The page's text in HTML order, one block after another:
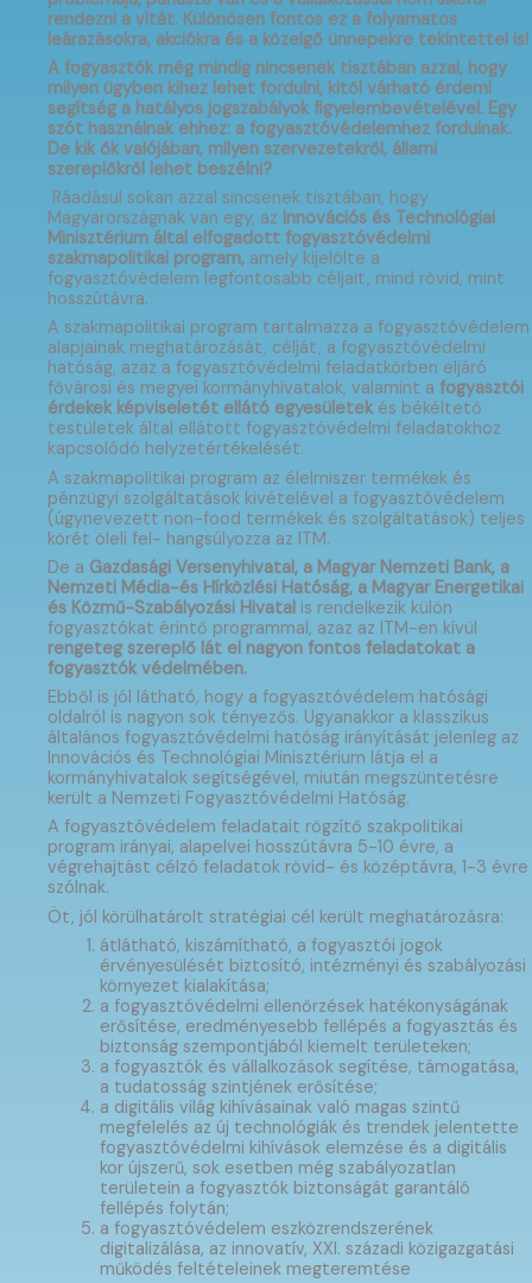
rendezni a vitát. Különösen fontos ez a folyamatos
leárazásokra, akciókra és a közelgő ünnepekre tekintettel is!
A fogyasztók még mindig nincsenek tisztában azzal, hogy
milyen ügyben kihez lehet fordulni, kitől várható érdemi
segítség a hatályos jogszabályok figyelembevételével. Egy
szót használnak ehhez: a fogyasztóvédelemhez fordulnak.
De kik ők valójában, milyen szervezetekről, állami
szereplőkről lehet beszélni?
Ráadásul sokan azzal sincsenek tisztában, hogy
Magyarországnak van egy, az Innovációs és Technológiai
Minisztérium által elfogadott fogyasztóvédelmi
szakmapolitikai program, amely kijelölte a
fogyasztóvédelem legfontosabb céljait, mind rövid, mint
hosszútávra.
A szakmapolitikai program tartalmazza a fogyasztóvédelem
alapjainak meghatározását, célját, a fogyasztóvédelmi
hatóság, azaz a fogyasztóvédelmi feladatkörben eljáró
fővárosi és megyei kormányhivatalok, valamint a fogyasztói
érdekek képviseletét ellátó egyesületekés békéltető
testületek által ellátott fogyasztóvédelmi feladatokhoz
kapcsolódó helyzetértékelését.
A szakmapolitikai program az élelmiszer termékek és
pénzügyi szolgáltatások kivételével a fogyasztóvédelem
(úgynevezett non-food termékek és szolgáltatások) teljes
körét öleli fel- hangsúlyozza az ITM.
De a Gazdasági Versenyhivatal, a Magyar Nemzeti Bank, a
Nemzeti Média-és Hírközlési Hatóság, a Magyar Energetikai
és Közmű-Szabályozási Hivatal is rendelkezik külön
fogyasztókat érintő programmal, azaz az ITM-en kívül
rengeteg szereplő lát el nagyon fontos feladatokat a
fogyasztók védelmében.
Ebből is jól látható, hogy a fogyasztóvédelem hatósági
oldalról is nagyon sok tényezős. Ugyanakkor a klasszikus
általános fogyasztóvédelmi hatóság irányítását jelenleg az
Innovációs és Technológiai Minisztérium látja el a
kormányhivatalok segítségével, miután megszüntetésre
került a Nemzeti Fogyasztóvédelmi Hatóság.
A fogyasztóvédelem feladatait rögzítő szakpolitikai
program irányai, alapelvei hosszútávra 5-10 évre, a
végrehajtást célzó feladatok rövid- és középtávra, 1-3 évre
szólnak.
Öt, jól körülhatárolt stratégiai cél került meghatározásra:
átlátható, kiszámítható, a fogyasztói jogok
érvényesülését biztosító, intézményi és szabályozási
környezet kialakítása;
a fogyasztóvédelmi ellenőrzések hatékonyságának
erősítése, eredményesebb fellépés a fogyasztás és
biztonság szempontjából kiemelt területeken;
a fogyasztók és vállalkozások segítése, támogatása,
a tudatosság szintjének erősítése;
a digitális világ kihívásainak való magas szintű
megfelelés az új technológiák és trendek jelentette
fogyasztóvédelmi kihívások elemzése és a digitális
kor újszerű, sok esetben még szabályozatlan
területein a fogyasztók biztonságát garantáló
fellépés folytán;
a fogyasztóvédelem eszközrendszerének
digitalizálása, az innovatív, XXI. századi közigazgatási
működés feltételeinek megteremtése